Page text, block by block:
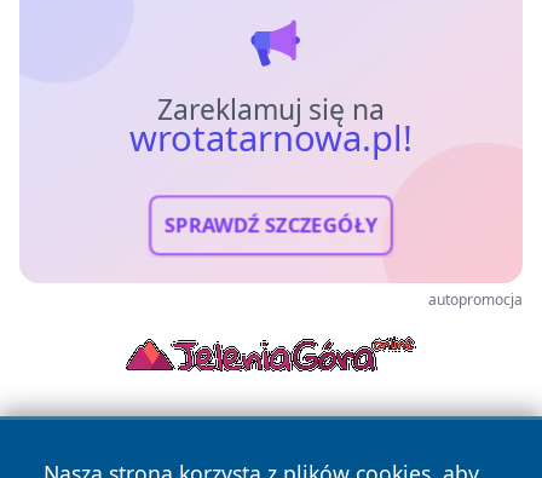
Zareklamuj się na
wrotatarnowa.pl!
SPRAWDŹ SZCZEGÓŁY
autopromocja